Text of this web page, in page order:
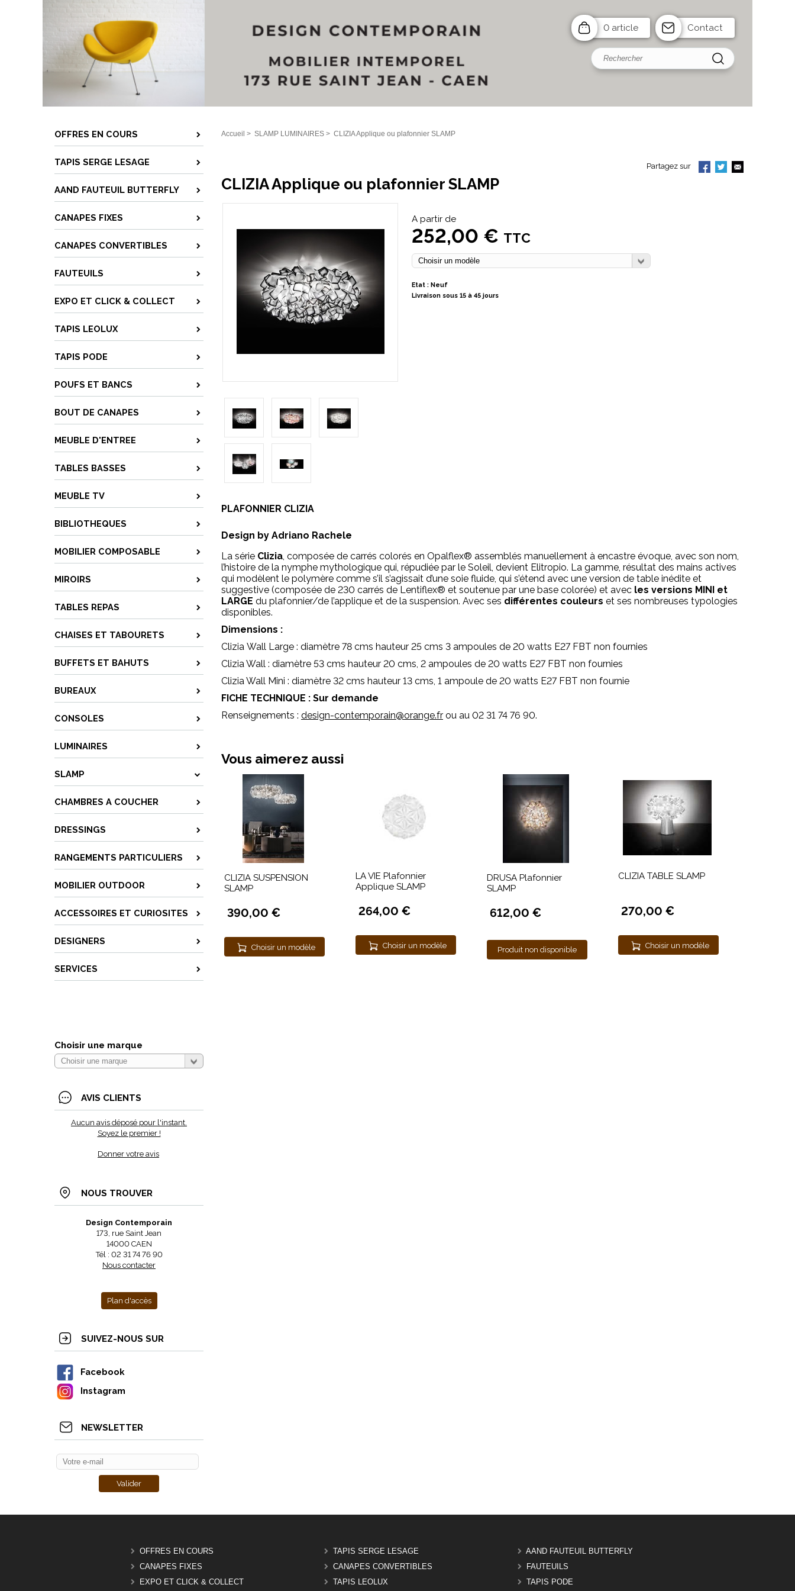
0 article Contact
OFFRES EN COURS
TAPIS SERGE LESAGE
AAND FAUTEUIL BUTTERFLY
CANAPES FIXES
CANAPES CONVERTIBLES
FAUTEUILS
EXPO ET CLICK & COLLECT
TAPIS LEOLUX
TAPIS PODE
POUFS ET BANCS
BOUT DE CANAPES
MEUBLE D'ENTREE
TABLES BASSES
MEUBLE TV
BIBLIOTHEQUES
MOBILIER COMPOSABLE
MIROIRS
TABLES REPAS
CHAISES ET TABOURETS
BUFFETS ET BAHUTS
BUREAUX
CONSOLES
LUMINAIRES
SLAMP
CHAMBRES A COUCHER
DRESSINGS
RANGEMENTS PARTICULIERS
MOBILIER OUTDOOR
ACCESSOIRES ET CURIOSITES
DESIGNERS
SERVICES
Choisir une marque
AVIS CLIENTS
Aucun avis déposé pour l'instant.
Soyez le premier !
Donner votre avis
NOUS TROUVER
Design Contemporain
173, rue Saint Jean
14000 CAEN
Tél : 02 31 74 76 90
Nous contacter
Plan d'accès
SUIVEZ-NOUS SUR
Facebook
Instagram
NEWSLETTER
Accueil > SLAMP LUMINAIRES > CLIZIA Applique ou plafonnier SLAMP
Partagez sur
CLIZIA Applique ou plafonnier SLAMP
A partir de
252,00 € TTC
Etat : Neuf
Livraison sous 15 à 45 jours
PLAFONNIER CLIZIA
Design by Adriano Rachele
La série Clizia, composée de carrés colorés en Opalflex® assemblés manuellement à encastre évoque, avec son nom,
l’histoire de la nymphe mythologique qui, répudiée par le Soleil, devient Elitropio. La gamme, résultat des mains actives
qui modèlent le polymère comme s’il s’agissait d’une soie fluide, qui s’étend avec une version de table inédite et
suggestive (composée de 230 carrés de Lentiflex® et soutenue par une base colorée) et avec les versions MINI et
LARGE du plafonnier/de l’applique et de la suspension. Avec ses différentes couleurs et ses nombreuses typologies
disponibles.
Dimensions :
Clizia Wall Large : diamètre 78 cms hauteur 25 cms 3 ampoules de 20 watts E27 FBT non fournies
Clizia Wall : diamètre 53 cms hauteur 20 cms, 2 ampoules de 20 watts E27 FBT non fournies
Clizia Wall Mini : diamètre 32 cms hauteur 13 cms, 1 ampoule de 20 watts E27 FBT non fournie
FICHE TECHNIQUE : Sur demande
Renseignements : design-contemporain@orange.fr ou au 02 31 74 76 90.
Vous aimerez aussi
CLIZIA SUSPENSION
SLAMP
390,00 €
Choisir un modèle
LA VIE Plafonnier
Applique SLAMP
264,00 €
Choisir un modèle
DRUSA Plafonnier
SLAMP
612,00 €
Produit non disponible
CLIZIA TABLE SLAMP
270,00 €
Choisir un modèle
OFFRES EN COURS TAPIS SERGE LESAGE
AAND FAUTEUIL BUTTERFLY
CANAPES FIXES
CANAPES CONVERTIBLES
FAUTEUILS
EXPO ET CLICK & COLLECT
TAPIS LEOLUX TAPIS PODE